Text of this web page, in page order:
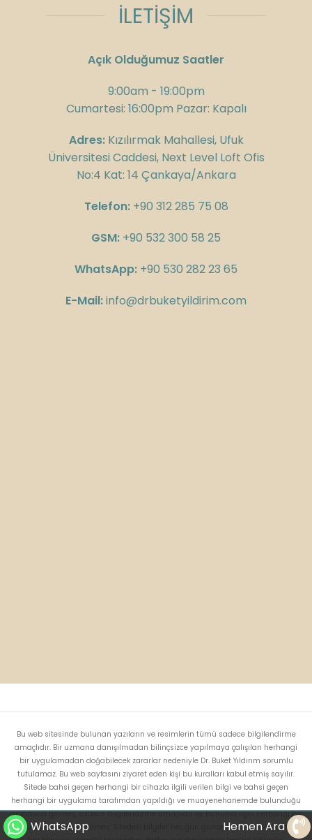
İLETİŞİM
Açık Olduğumuz Saatler
9:00am - 19:00pm
Cumartesi: 16:00pm Pazar: Kapalı
Adres:Kızılırmak Mahallesi, Ufuk
Üniversitesi Caddesi, Next Level Loft Ofis
No:4 Kat: 14 Çankaya/Ankara
Telefon: +90 312 285 75 08
GSM: +90 532 300 58 25
WhatsApp: +90 530 282 23 65
E-Mail:info@drbuketyildirim.com
Bu web sitesinde bulunan yazıların ve resimlerin tümü sadece bilgilendirme
amaçlıdır. Bir uzmana danışılmadan bilinçsizce yapılmaya çalışılan herhangi
bir uygulamadan doğabilecek zararlar nedeniyle Dr. Buket Yıldırım sorumlu
tutulamaz. Bu web sayfasını ziyaret eden kişi bu kuralları kabul etmiş sayılır.
Sitede bahsi geçen herhangi bir cihazla ilgili verilen bilgi ve bahsi geçen
herhangi bir uygulama tarafımdan yapıldığı ve muayenehanemde bulunduğu
anlamına gelmez, sadece bilgilendirme amaçlıdır ve bununla ilgili herhangi bir
sorumluluk kabul edilmez. Sitedeki bilgiler her gün güncelleştirilemediğinden
WhatsApp Hemen Ara